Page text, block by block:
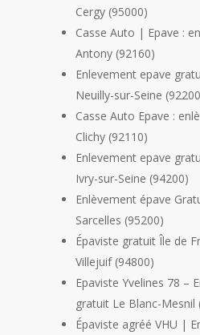
Cergy (95000)
Casse Auto | Epave :
Antony (92160)
Enlevement epave
Neuilly-sur-Seine
Casse Auto Epave :
Clichy (92110)
Enlevement epave
Ivry-sur-Seine (94200)
Enlèvement épave
Sarcelles (95200)
Épaviste gratuit Île de
Villejuif (94800)
Epaviste Yvelines 78 –
gratuit Le Blanc-Mesnil
Épaviste agréé VHU |